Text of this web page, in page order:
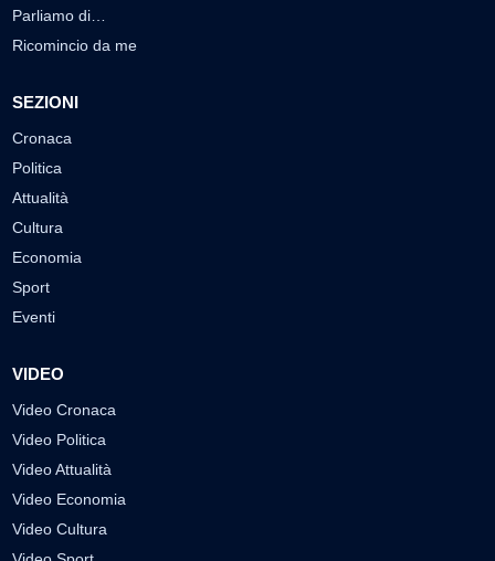
Parliamo di…
Ricomincio da me
SEZIONI
Cronaca
Politica
Attualità
Cultura
Economia
Sport
Eventi
VIDEO
Video Cronaca
Video Politica
Video Attualità
Video Economia
Video Cultura